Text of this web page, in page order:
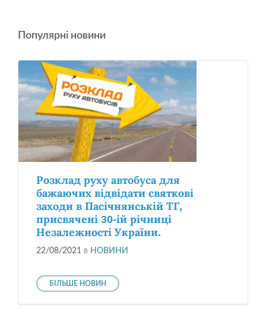
Популярні новини
Розклад руху автобуса для
бажаючих відвідати святкові
заходи в Пасічнянській ТГ,
присвячені 30-ій річниці
Незалежності України.
22/08/2021 в НОВИНИ
БІЛЬШЕ НОВИН